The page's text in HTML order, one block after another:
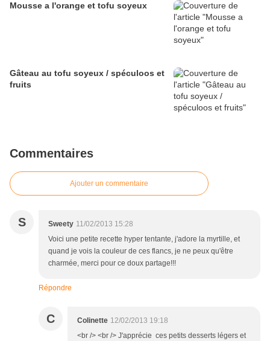
Mousse a l'orange et tofu soyeux
Gâteau au tofu soyeux / spéculoos et
fruits
Commentaires
Ajouter un commentaire
S Sweety 11/02/2013 15:28
Voici une petite recette hyper tentante, j'adore la myrtille, et
quand je vois la couleur de ces flancs, je ne peux qu'être
charmée, merci pour ce doux partage!!!
Répondre
C Colinette 12/02/2013 19:18
<br /> <br /> J'apprécie ces petits desserts légers et